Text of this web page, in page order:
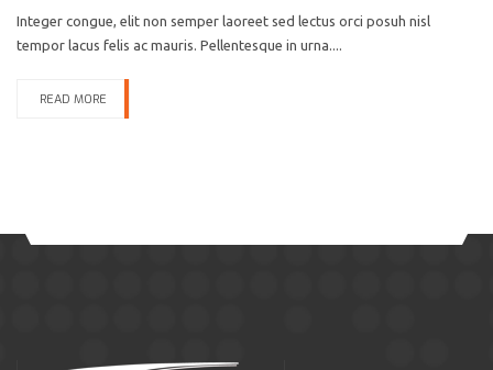
Integer congue, elit non semper laoreet sed lectus orci posuh nisl
tempor lacus felis ac mauris. Pellentesque in urna....
READ MORE